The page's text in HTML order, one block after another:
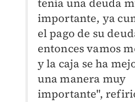
tenía una deuda
importante, ya
el pago de su
entonces vamos
y la caja se ha
una manera muy
importante",